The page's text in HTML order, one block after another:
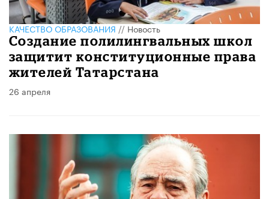
КАЧЕСТВО ОБРАЗОВАНИЯ//Новость
Создание полилингвальных школ
защитит конституционные права
жителей Татарстана
26 апреля